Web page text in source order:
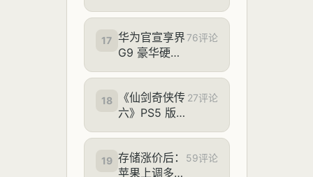
系列就是“火
炉城市特供”
17 华为官宣享界
G9 豪华硬派
新车预售价
43.98 万元起
76评论
18
《仙剑奇侠传
六》PS5 版 8
已上线
27评论
19 存储涨价后：
苹果上调多款
59评论